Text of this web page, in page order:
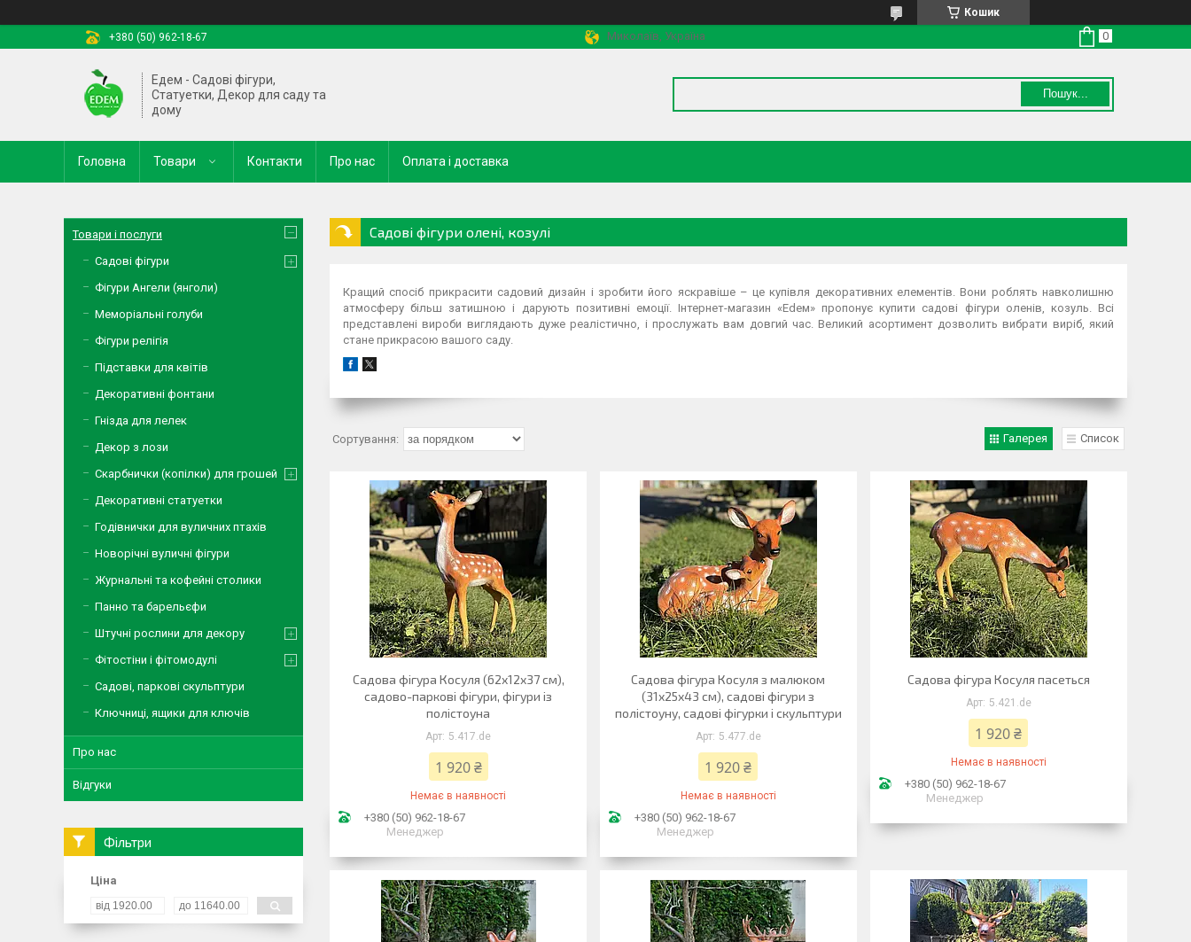
Кошик
+380 (50) 962-18-67
Миколаїв, Україна
Едем - Садові фігури,
Статуетки, Декор для саду та
дому
Пошук...
Головна Товари Контакти Про нас Оплата і доставка
Садові фігури олені, козулі
Кращий спосіб прикрасити садовий дизайн і зробити його яскравіше – це купівля декоративних елементів. Вони роблять навколишню
атмосферу більш затишною і дарують позитивні емоції. Інтернет-магазин «Edeм» пропонує купити садові фігури оленів, козуль. Всі
представлені вироби виглядають дуже реалістично, і прослужать вам довгий час. Великий асортимент дозволить вибрати виріб, який
стане прикрасою вашого саду.
Галерея Список
Садова фігура Косуля (62х12х37 см),
садово-паркові фігури, фігури із
полістоуна
5.417.de
1 920 ₴
Немає в наявності
+380 (50) 962-18-67
Менеджер
Садова фігура Косуля з малюком
(31х25х43 см), садові фігури з
полістоуну, садові фігурки і скульптури
5.477.de
1 920 ₴
Немає в наявності
+380 (50) 962-18-67
Менеджер
Садова фігура Косуля пасеться
5.421.de
1 920 ₴
Немає в наявності
+380 (50) 962-18-67
Менеджер
Товари і послуги
Садові фігури
Фігури Ангели (янголи)
Меморіальні голуби
Фігури релігія
Підставки для квітів
Декоративні фонтани
Гнізда для лелек
Декор з лози
Скарбнички (копілки) для грошей
Декоративні статуетки
Годівнички для вуличних птахів
Новорічні вуличні фігури
Журнальні та кофейні столики
Панно та барельєфи
Штучні рослини для декору
Фітостіни і фітомодулі
Садові, паркові скульптури
Ключниці, ящики для ключів
Про нас
Відгуки
Фільтри
Ціна